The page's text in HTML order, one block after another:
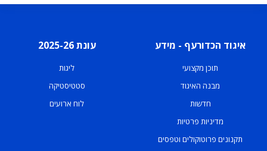
איגוד הכדורעף - מידע
תוכן מקצועי
מבנה האיגוד
חדשות
מדיניות פרטיות
תקנונים פרוטוקולים וטפסים
עונת 2025-26
ליגות
סטטיסטיקה
לוח ארועים